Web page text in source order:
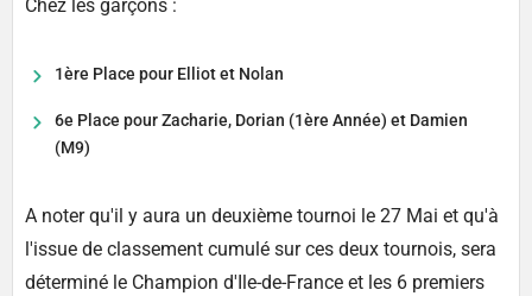
Chez les garçons :
1ère Place pour Elliot et Nolan
6e Place pour Zacharie, Dorian (1ère Année) et Damien
(M9)
A noter qu'il y aura un deuxième tournoi le 27 Mai et qu'à
l'issue de classement cumulé sur ces deux tournois, sera
déterminé le Champion d'Ile-de-France et les 6 premiers